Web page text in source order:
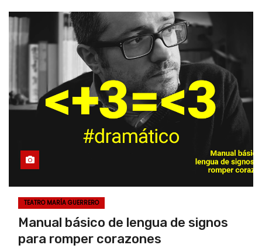
TEATRO MARÍA GUERRERO
Manual básico de lengua de signos
para romper corazones